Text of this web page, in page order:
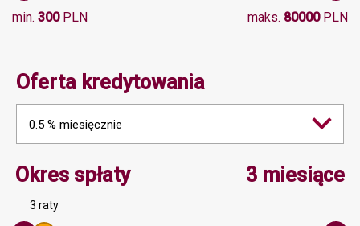
min. 300PLN maks. 80000PLN
Oferta kredytowania
0.5 % miesięcznie
Okres spłatyMinimalna wartość 3,
3 miesiące
3 raty